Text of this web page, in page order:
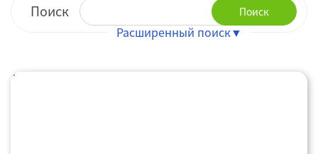
Поиск Поиск